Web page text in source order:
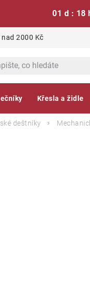
01 d : 18
2000 Kč
Křesla a židle
deštníky